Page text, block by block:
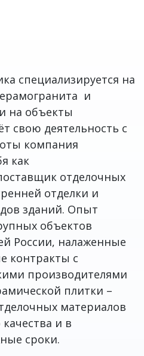
специализируется на
и
на объекты
свою деятельность с
компания
как
отделочных
отделки и
зданий. Опыт
объектов
России, налаженные
контракты с
производителями
плитки –
материалов
и в
сроки.